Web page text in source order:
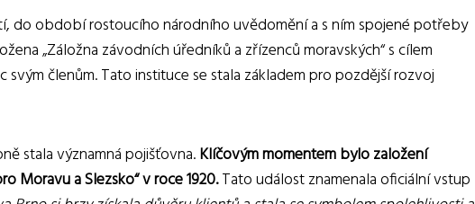
do období rostoucího národního uvědomění a s ním spojené potřeby
„Záložna závodních úředníků a zřízenců moravských“ s cílem
členům. Tato instituce se stala základem pro pozdější rozvoj
stala významná pojišťovna.Klíčovým momentem bylo založení
Moravu a Slezsko“ v roce 1920.Tato událost znamenala oficiální vstup